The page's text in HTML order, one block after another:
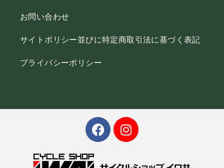
お問い合わせ
サイトポリシー並びに特定商取引法に基づく表記
プライバシーポリシー